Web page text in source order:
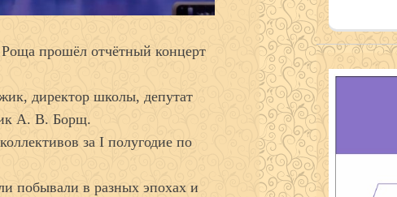
прошёл отчётный концерт
директор школы, депутат
А. В. Борщ.
за I полугодие по
побывали в разных эпохах и